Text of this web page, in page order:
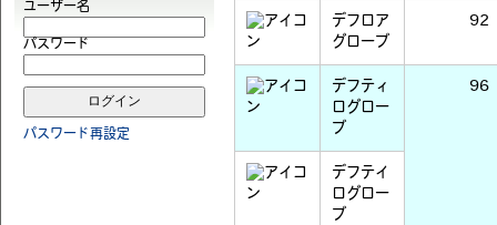
ユーザー名
パスワード
パスワード再設定
デフロア
グローブ
92
デフティ
ログロー
ブ
96
デフテイ
ログロー
ブ